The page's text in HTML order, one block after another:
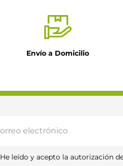
Enviar comentario
Envío a Domicilio
He leído y acepto la autorización